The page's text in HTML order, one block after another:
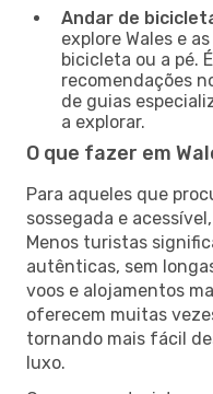
Andar de
explore Wales e
bicicleta ou a pé.
recomendações
de guias
a explorar.
O que fazer em
Para aqueles que
sossegada e
Menos turistas
autênticas, sem
voos e alojamentos
oferecem muitas
tornando mais fácil
luxo.